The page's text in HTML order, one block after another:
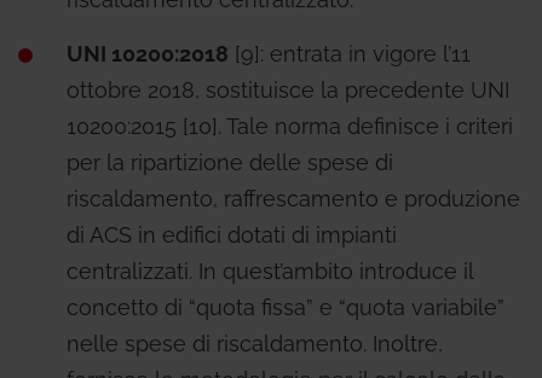
UNI 10200:2018 [9]: entrata in vigore l’11
ottobre 2018, sostituisce la precedente UNI
10200:2015 [10]. Tale norma definisce i criteri
per la ripartizione delle spese di
riscaldamento, raffrescamento e produzione
di ACS in edifici dotati di impianti
centralizzati. In quest’ambito introduce il
concetto di “quota fissa” e “quota variabile”
nelle spese di riscaldamento. Inoltre,